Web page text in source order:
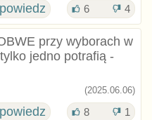
6 4
przy wyborach w
jedno potrafią -
(2025.06.06)
8 1